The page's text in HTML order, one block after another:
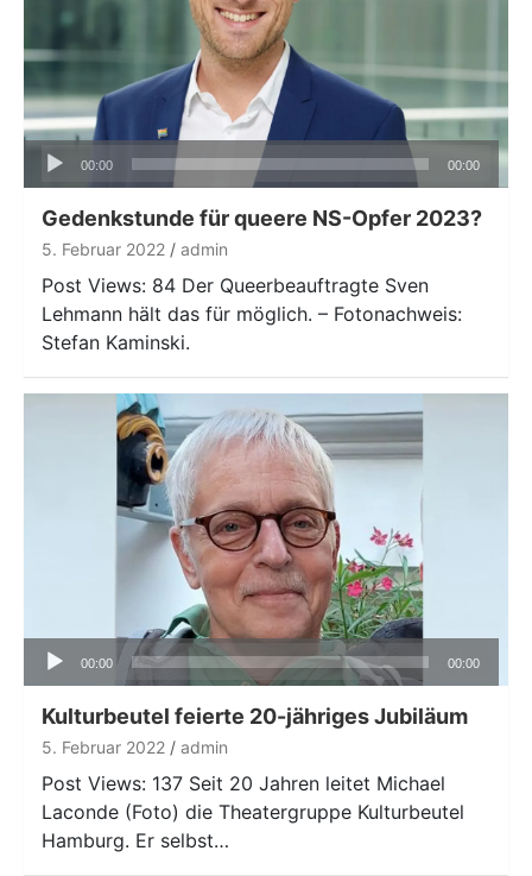
Audio-
00:00 00:00
Gedenkstunde für queere NS-Opfer 2023?
5. Februar 2022 admin
Post Views: 84 Der Queerbeauftragte Sven
Lehmann hält das für möglich. – Fotonachweis:
Stefan Kaminski.
Audio-
Player
00:00 00:00
Kulturbeutel feierte 20-jähriges Jubiläum
5. Februar 2022 admin
Post Views: 137 Seit 20 Jahren leitet Michael
Laconde (Foto) die Theatergruppe Kulturbeutel
Hamburg. Er selbst…